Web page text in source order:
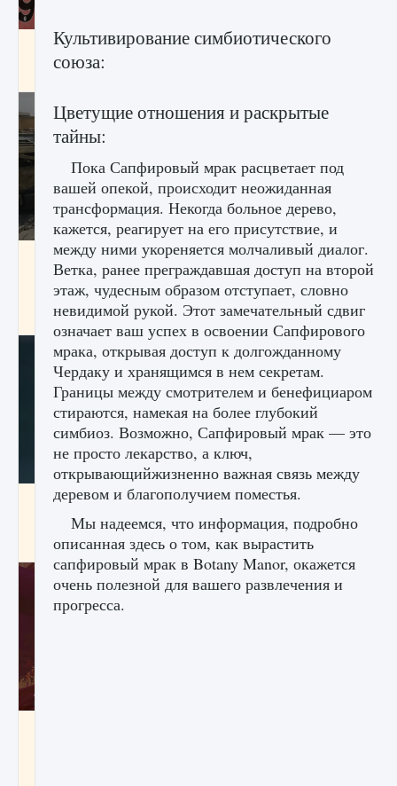
Входят ли «Милан» и «Интер» в EA FC 25
9 августа 2024
Как исправить текстовую ошибку
пользовательского интерфейса Delta
Force Hawk Ops
9 августа 2024 1 945 0 0
Как проверить статус сервера Delta Force
Hawk Ops
9 августа 2024 1 286 0 0
Культивирование симбиотического
союза:
Цветущие отношения и раскрытые
тайны:
Пока Сапфировый мрак расцветает под
вашей опекой, происходит неожиданная
трансформация. Некогда больное дерево,
кажется, реагирует на его присутствие, и
между ними укореняется молчаливый диалог.
Ветка, ранее преграждавшая доступ на второй
этаж, чудесным образом отступает, словно
невидимой рукой. Этот замечательный сдвиг
означает ваш успех в освоении Сапфирового
мрака, открывая доступ к долгожданному
Чердаку и хранящимся в нем секретам.
Границы между смотрителем и бенефициаром
стираются, намекая на более глубокий
симбиоз. Возможно, Сапфировый мрак — это
не просто лекарство, а ключ,
открывающийжизненно важная связь между
деревом и благополучием поместья.
Мы надеемся, что информация, подробно
описанная здесь о том, как вырастить
сапфировый мрак в Botany Manor, окажется
очень полезной для вашего развлечения и
прогресса.